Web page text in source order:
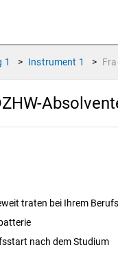
1 > Instrument 1 >
traten bei Ihrem
nach dem Studium